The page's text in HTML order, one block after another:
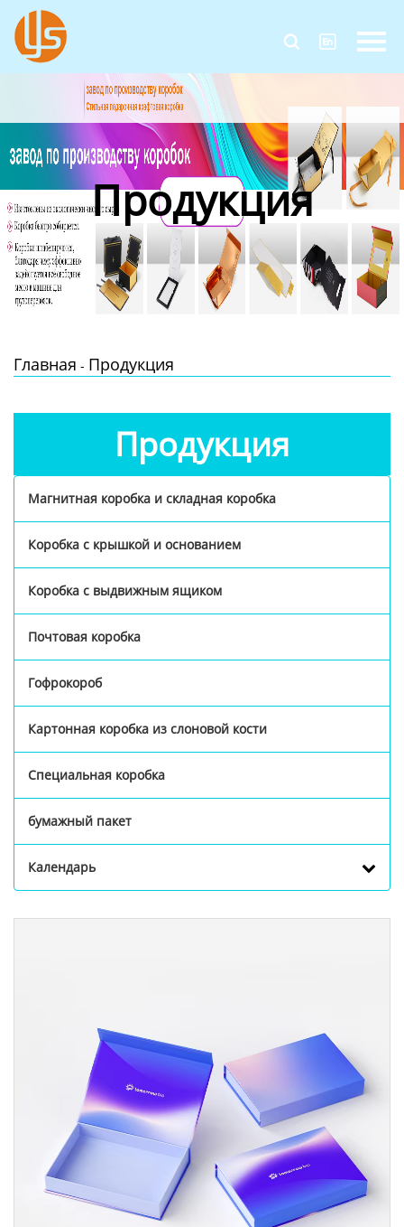
 
Главная
Продукция
О Нас
Контакты Продукция
Главная - Продукция
Продукция
Магнитная коробка и складная коробка
Коробка с крышкой и основанием
Коробка с выдвижным ящиком
Почтовая коробка
Гофрокороб
Картонная коробка из слоновой кости
Специальная коробка
бумажный пакет
Календарь